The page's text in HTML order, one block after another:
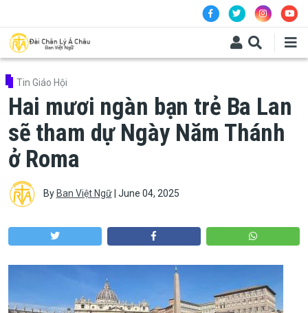
Tin Giáo Hội
Hai mươi ngàn bạn trẻ Ba Lan
sẽ tham dự Ngày Năm Thánh
ở Roma
By Ban Việt Ngữ| June 04, 2025